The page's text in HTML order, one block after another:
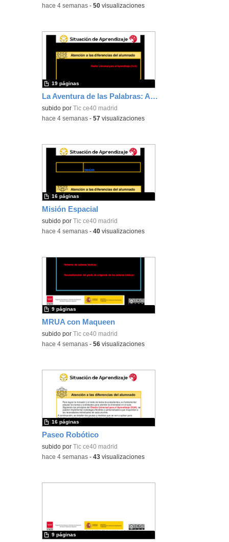
-hace 4 semanas -50 visualizaciones
La Aventura de las Palabras: Aprende con Scratch
subido por Tic ce40 madrid
19 páginas
-hace 4 semanas -57 visualizaciones
Misión Espacial
subido por Tic ce40 madrid
16 páginas
-hace 4 semanas -40 visualizaciones
MRUA con Maqueen
subido por Tic ce40 madrid
9 páginas
-hace 4 semanas -56 visualizaciones
Paseo Robótico
subido por Tic ce40 madrid
16 páginas
-hace 4 semanas -43 visualizaciones
9 páginas